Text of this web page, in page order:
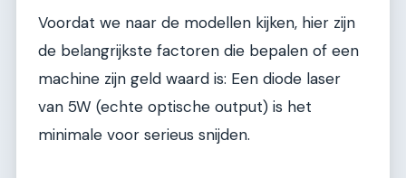
Voordat we naar de modellen kijken, hier zijn
de belangrijkste factoren die bepalen of een
machine zijn geld waard is: Een diode laser
van 5W (echte optische output) is het
minimale voor serieus snijden.